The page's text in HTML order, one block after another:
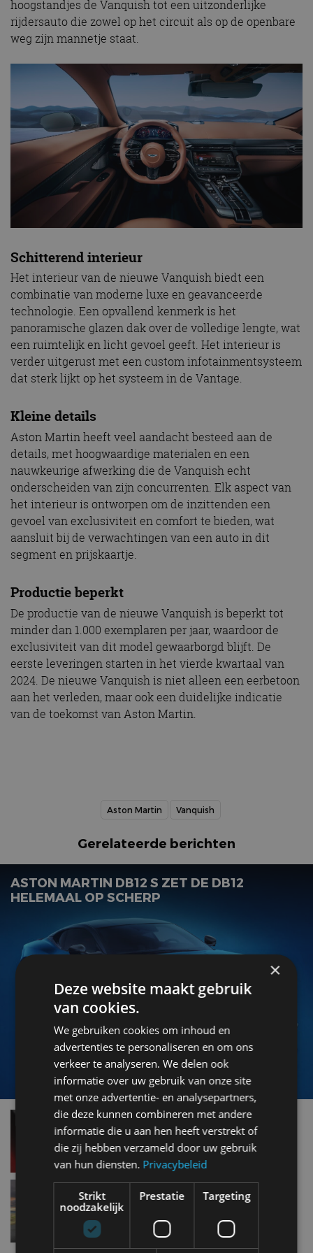
hoogstandjes de Vanquish tot een uitzonderlijke
rijdersauto die zowel op het circuit als op de openbare
weg zijn mannetje staat.
Schitterend interieur
Het interieur van de nieuwe Vanquish biedt een
combinatie van moderne luxe en geavanceerde
technologie. Een opvallend kenmerk is het
panoramische glazen dak over de volledige lengte, wat
een ruimtelijk en licht gevoel geeft. Het interieur is
verder uitgerust met een custom infotainmentsysteem
dat sterk lijkt op het systeem in de Vantage.
Kleine details
Aston Martin heeft veel aandacht besteed aan de
details, met hoogwaardige materialen en een
nauwkeurige afwerking die de Vanquish echt
onderscheiden van zijn concurrenten. Elk aspect van
het interieur is ontworpen om de inzittenden een
gevoel van exclusiviteit en comfort te bieden, wat
aansluit bij de verwachtingen van een auto in dit
segment en prijskaartje.
Productie beperkt
De productie van de nieuwe Vanquish is beperkt tot
minder dan 1.000 exemplaren per jaar, waardoor de
exclusiviteit van dit model gewaarborgd blijft. De
eerste leveringen starten in het vierde kwartaal van
2024. De nieuwe Vanquish is niet alleen een eerbetoon
aan het verleden, maar ook een duidelijke indicatie
van de toekomst van Aston Martin.
Aston Martin Vanquish
Gerelateerde berichten
ASTON MARTIN DB12 S ZET DE DB12
HELEMAAL OP SCHERP
Aston Martin DBX S (2025): als 20 pk extra
belangrijk is
apr 2025
430 pk op 820 kg: De enige V8 Aston Martin
Cygnet ter wereld staat te koop
mrt 2025
×
Deze website maakt gebruik
van cookies.
We gebruiken cookies om inhoud en
advertenties te personaliseren en om ons
verkeer te analyseren. We delen ook
informatie over uw gebruik van onze site
met onze advertentie- en analysepartners,
die deze kunnen combineren met andere
informatie die u aan hen heeft verstrekt of
die zij hebben verzameld door uw gebruik
van hun diensten. Privacybeleid
Strikt
noodzakelijk
Prestatie Targeting